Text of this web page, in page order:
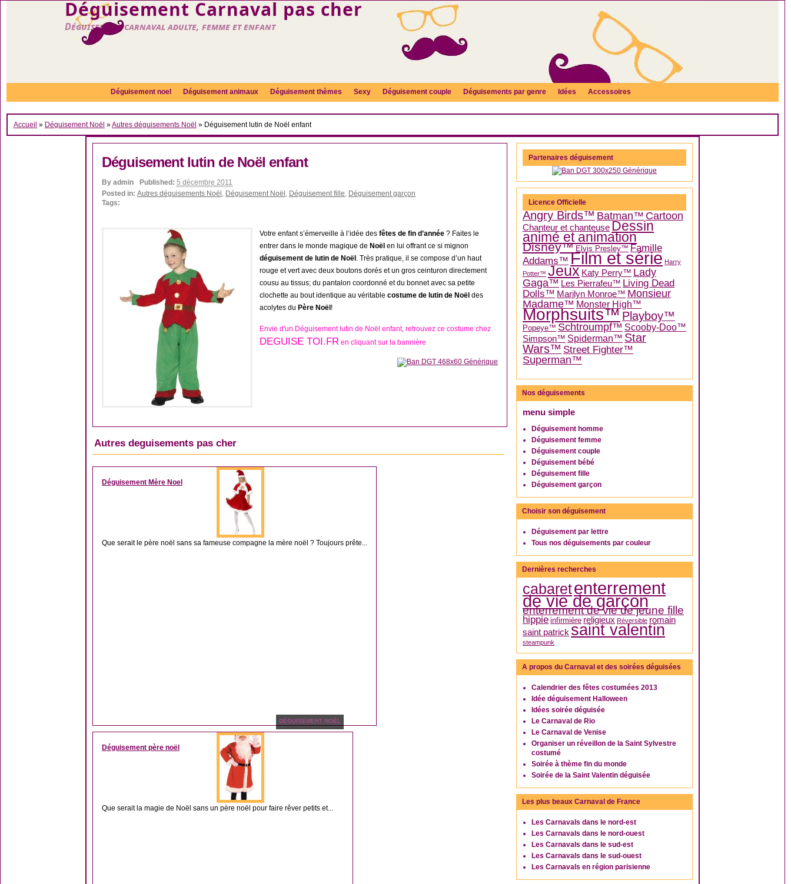
Déguisement Carnaval pas cher
Déguisement carnaval adulte, femme et enfant
Déguisement noel Déguisement animaux Déguisement thèmes Sexy Déguisement couple Déguisements par genre Idées Accessoires
Accueil » Déguisement Noël »Autres déguisements Noël » Déguisement lutin de Noël enfant
Déguisement lutin de Noël enfant
By admin Published: 5 décembre 2011
Posted in: Autres déguisements Noël , Déguisement Noël , Déguisement fille, Déguisement garçon
Tags:
Votre enfant s’émerveille à l’idée des fêtes de fin d’année ? Faites le
entrer dans le monde magique de Noël en lui offrant ce si mignon
déguisement de lutin de Noël . Très pratique, il se compose d’un haut
rouge et vert avec deux boutons dorés et un gros ceinturon directement
cousu au tissus; du pantalon coordonné et du bonnet avec sa petite
clochette au bout identique au véritable costume de lutin de Noël des
acolytes du Père Noël !
Envie d'un Déguisement lutin de Noël enfant, retrouvez ce costume chez
DEGUISE TOI.FR en cliquant sur la bannière
Autres deguisements pas cher
DÉGUISEMENT NOËL
Déguisement Mère Noel
Que serait le père noël sans sa fameuse compagne la mère noël ? Toujours prête...
DÉGUISEMENT NOËL
Déguisement père noël
Que serait la magie de Noël sans un père noël pour faire rêver petits et...
Partenaires déguisement
Licence Officielle
Angry Birds™ Batman™ Cartoon
Chanteur et chanteuse Dessin
animé et animation
Disney™ Elvis Presley™ Famille
Addams™ Film et série Harry
Potter™ Jeux Katy Perry™ Lady
Gaga™ Les Pierrafeu™ Living Dead
Dolls™ Marilyn Monroe™ Monsieur
Madame™ Monster High™
Morphsuits™Playboy™
Popeye™ Schtroumpf™ Scooby-Doo™
Simpson™ Spiderman™ Star
Wars™ Street Fighter™
Superman™
Nos déguisements
menu simple
Déguisement homme
Déguisement femme
Déguisement couple
Déguisement bébé
Déguisement fille
Déguisement garçon
Choisir son déguisement
Déguisement par lettre
Tous nos déguisements par couleur
Dernières recherches
cabaretenterrement
de vie de garçon
enterrement de vie de jeune fille
hippie infirmière religieux Réversible romain
saint patrick saint valentin
steampunk
A propos du Carnaval et des soirées déguisées
Calendrier des fêtes costumées 2013
Idée déguisement Halloween
Idées soirée déguisée
Le Carnaval de Rio
Le Carnaval de Venise
Organiser un réveillon de la Saint Sylvestre
costumé
Soirée à thème fin du monde
Soirée de la Saint Valentin déguisée
Les plus beaux Carnaval de France
Les Carnavals dans le nord-est
Les Carnavals dans le nord-ouest
Les Carnavals dans le sud-est
Les Carnavals dans le sud-ouest
Les Carnavals en région parisienne